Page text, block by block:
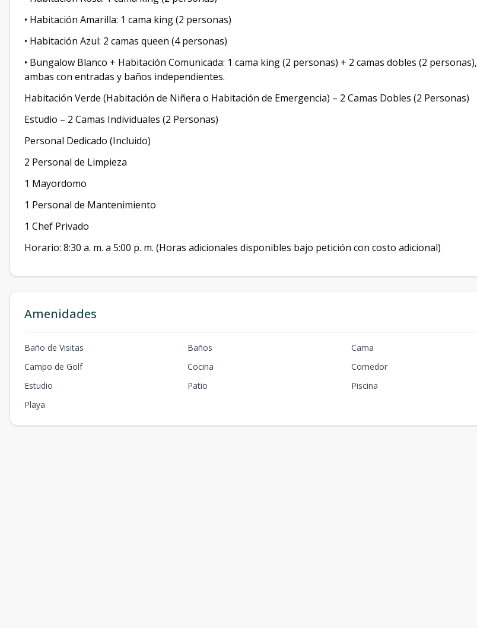
• Habitación Amarilla: 1 cama king (2 personas)
• Habitación Azul: 2 camas queen (4 personas)
• Bungalow Blanco + Habitación Comunicada: 1 cama king (2 personas) + 2 camas dobles (2 personas),
ambas con entradas y baños independientes.
Habitación Verde (Habitación de Niñera o Habitación de Emergencia) – 2 Camas Dobles (2 Personas)
Estudio – 2 Camas Individuales (2 Personas)
Personal Dedicado (Incluido)
2 Personal de Limpieza
1 Mayordomo
1 Personal de Mantenimiento
1 Chef Privado
Horario: 8:30 a. m. a 5:00 p. m. (Horas adicionales disponibles bajo petición con costo adicional)
Amenidades
Baño de Visitas Baños
Cama
Campo de Golf
Cocina
Comedor
Estudio
Patio
Piscina
Playa